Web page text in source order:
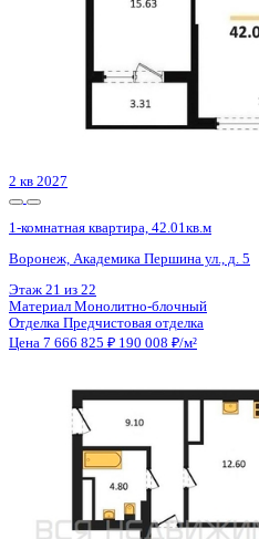
2 кв 2026
1-комнатная квартира, 58.9кв.м
Воронеж, Ломоносова ул., д. 90с
Этаж 4 из 9
Цена 7 659 945 ₽ 133 542 ₽/м²